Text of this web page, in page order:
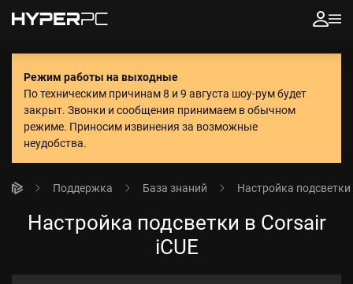
Режим работы на выходные
По техническим причинам 8 и 9 августа шоу-рум будет
закрыт. Звонки и сообщения принимаем в обычном
режиме. Приносим извинения за возможные
неудобства.
Поддержка База знаний Настройка подсветки
Настройка подсветки в Corsair
iCUE